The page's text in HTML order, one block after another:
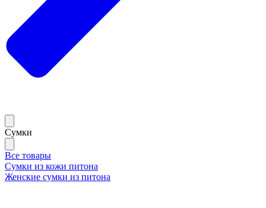
Сумки
Все товары
Сумки из кожи питона
Женские сумки из питона